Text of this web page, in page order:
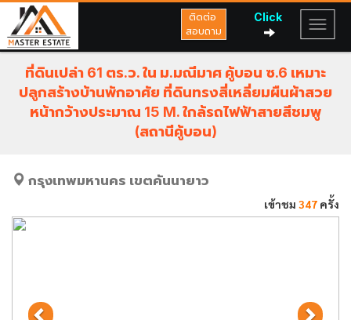
Click
ติดต่อ
สอบถาม
ที่ดินเปล่า 61 ตร.ว. ใน ม.มณีมาศ คู้บอน ซ.6 เหมาะ
ปลูกสร้างบ้านพักอาศัย ที่ดินทรงสี่เหลี่ยมผืนผ้าสวย
หน้ากว้างประมาณ 15 M. ใกล้รถไฟฟ้าสายสีชมพู
(สถานีคู้บอน)
กรุงเทพมหานคร เขตคันนายาว
เข้าชม 347 ครั้ง